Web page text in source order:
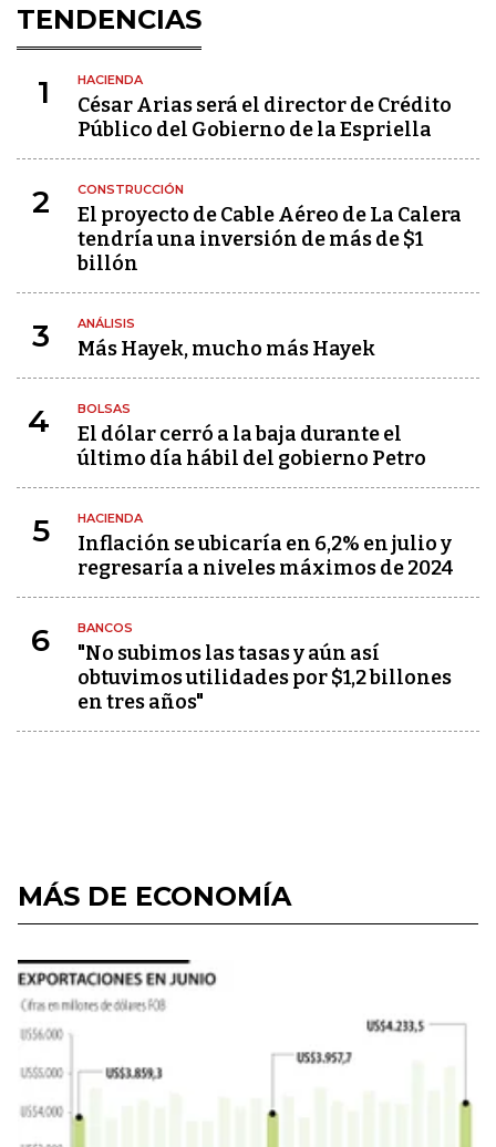
TENDENCIAS
1 HACIENDA
César Arias será el director de Crédito
Público del Gobierno de la Espriella
2 CONSTRUCCIÓN
El proyecto de Cable Aéreo de La Calera
tendría una inversión de más de $1
billón
3 ANÁLISIS
Más Hayek, mucho más Hayek
4 BOLSAS
El dólar cerró a la baja durante el
último día hábil del gobierno Petro
5 HACIENDA
Inflación se ubicaría en 6,2% en julio y
regresaría a niveles máximos de 2024
6 BANCOS
"No subimos las tasas y aún así
obtuvimos utilidades por $1,2 billones
en tres años"
MÁS DE ECONOMÍA